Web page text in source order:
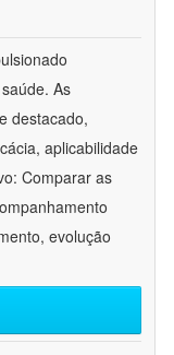
As
destacado,
aplicabilidade
Comparar as
evolução